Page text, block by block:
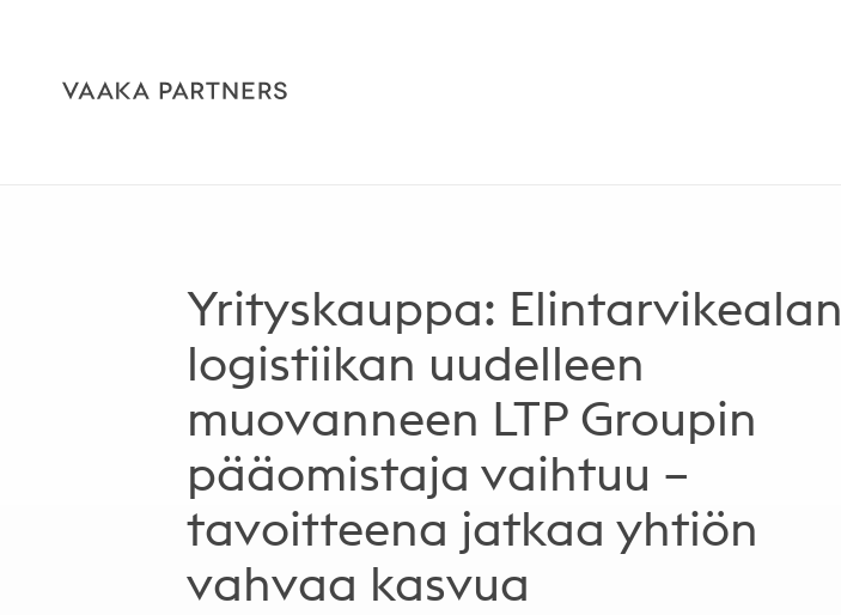
Yrityskauppa: Elintarvikealan
logistiikan uudelleen
muovanneen LTP Groupin
pääomistaja vaihtuu –
tavoitteena jatkaa yhtiön
vahvaa kasvua